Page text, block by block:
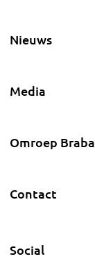
Nieuws
Media
Omroep
Contact
Social